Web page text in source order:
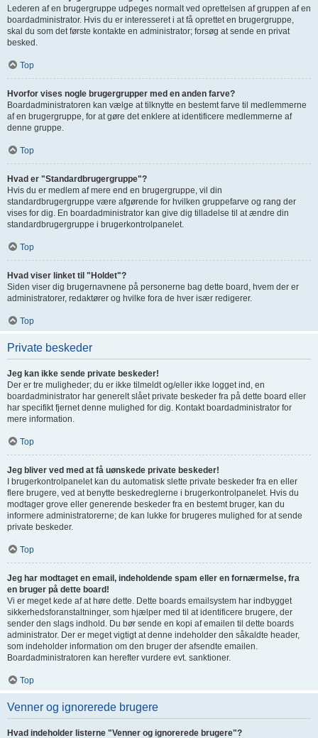
Lederen af en brugergruppe udpeges normalt ved oprettelsen af gruppen af en
boardadministrator. Hvis du er interesseret i at få oprettet en brugergruppe,
skal du som det første kontakte en administrator; forsøg at sende en privat
besked.
Top
Hvorfor vises nogle brugergrupper med en anden farve?
Boardadministratoren kan vælge at tilknytte en bestemt farve til medlemmerne
af en brugergruppe, for at gøre det enklere at identificere medlemmerne af
denne gruppe.
Top
Hvad er "Standardbrugergruppe"?
Hvis du er medlem af mere end en brugergruppe, vil din
standardbrugergruppe være afgørende for hvilken gruppefarve og rang der
vises for dig. En boardadministrator kan give dig tilladelse til at ændre din
standardbrugergruppe i brugerkontrolpanelet.
Top
Hvad viser linket til "Holdet"?
Siden viser dig brugernavnene på personerne bag dette board, hvem der er
administratorer, redaktører og hvilke fora de hver især redigerer.
Top
Private beskeder
Jeg kan ikke sende private beskeder!
Der er tre muligheder; du er ikke tilmeldt og/eller ikke logget ind, en
boardadministrator har generelt slået private beskeder fra på dette board eller
har specifikt fjernet denne mulighed for dig. Kontakt boardadministrator for
mere information.
Top
Jeg bliver ved med at få uønskede private beskeder!
I brugerkontrolpanelet kan du automatisk slette private beskeder fra en eller
flere brugere, ved at benytte beskedreglerne i brugerkontrolpanelet. Hvis du
modtager grove eller generende beskeder fra en bestemt bruger, kan du
informere administratorerne; de kan lukke for brugeres mulighed for at sende
private beskeder.
Top
Jeg har modtaget en email, indeholdende spam eller en fornærmelse, fra
en bruger på dette board!
Vi er meget kede af at høre dette. Dette boards emailsystem har indbygget
sikkerhedsforanstaltninger, som hjælper med til at identificere brugere, der
sender den slags indhold. Du bør sende en kopi af emailen til dette boards
administrator. Der er meget vigtigt at denne indeholder den såkaldte header,
som indeholder information om den bruger der afsendte emailen.
Boardadministratoren kan herefter vurdere evt. sanktioner.
Top
Venner og ignorerede brugere
Hvad indeholder listerne "Venner og ignorerede brugere"?